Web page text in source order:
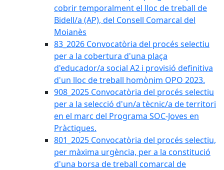
cobrir temporalment el lloc de treball de
Bidell/a (AP), del Consell Comarcal del
Moianès
83_2026 Convocatòria del procés selectiu
per a la cobertura d'una plaça
d'educador/a social A2 i provisió definitiva
d'un lloc de treball homònim OPO 2023.
908_2025 Convocatòria del procés selectiu
per a la selecció d'un/a tècnic/a de territori
en el marc del Programa SOC-Joves en
Pràctiques.
801_2025 Convocatòria del procés selectiu,
per màxima urgència, per a la constitució
d'una borsa de treball comarcal de